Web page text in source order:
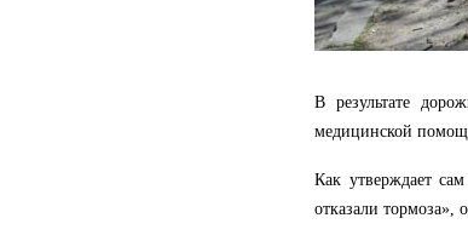
В результате
медицинской
Как утверждает
отказали тормоза»,